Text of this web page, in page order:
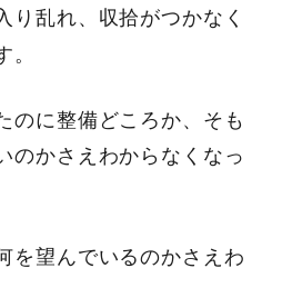
り乱れ、収拾がつかなく
のに整備どころか、そも
のかさえわからなくなっ
を望んでいるのかさえわ